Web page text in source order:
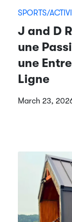
SPORTS/
J and D
une
une
Ligne
March 23,